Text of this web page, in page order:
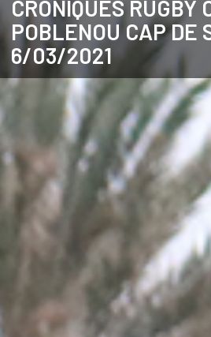
CATALÀ
CRÒNIQUES RUGBY
POBLENOU CAP DE
6/03/2021